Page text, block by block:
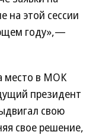
на этой сессии
году»,—
место в МОК
президент
свою
свое решение,